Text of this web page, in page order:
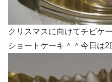
クリスマスに向けてチビケ
ショートケーキ＾＾今日は2